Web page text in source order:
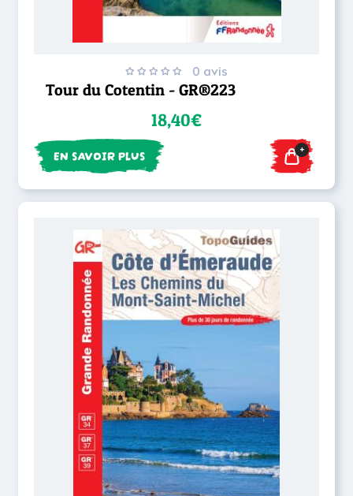
0 avis
Tour du Cotentin - GR®223
18,40€
EN SAVOIR PLUS +